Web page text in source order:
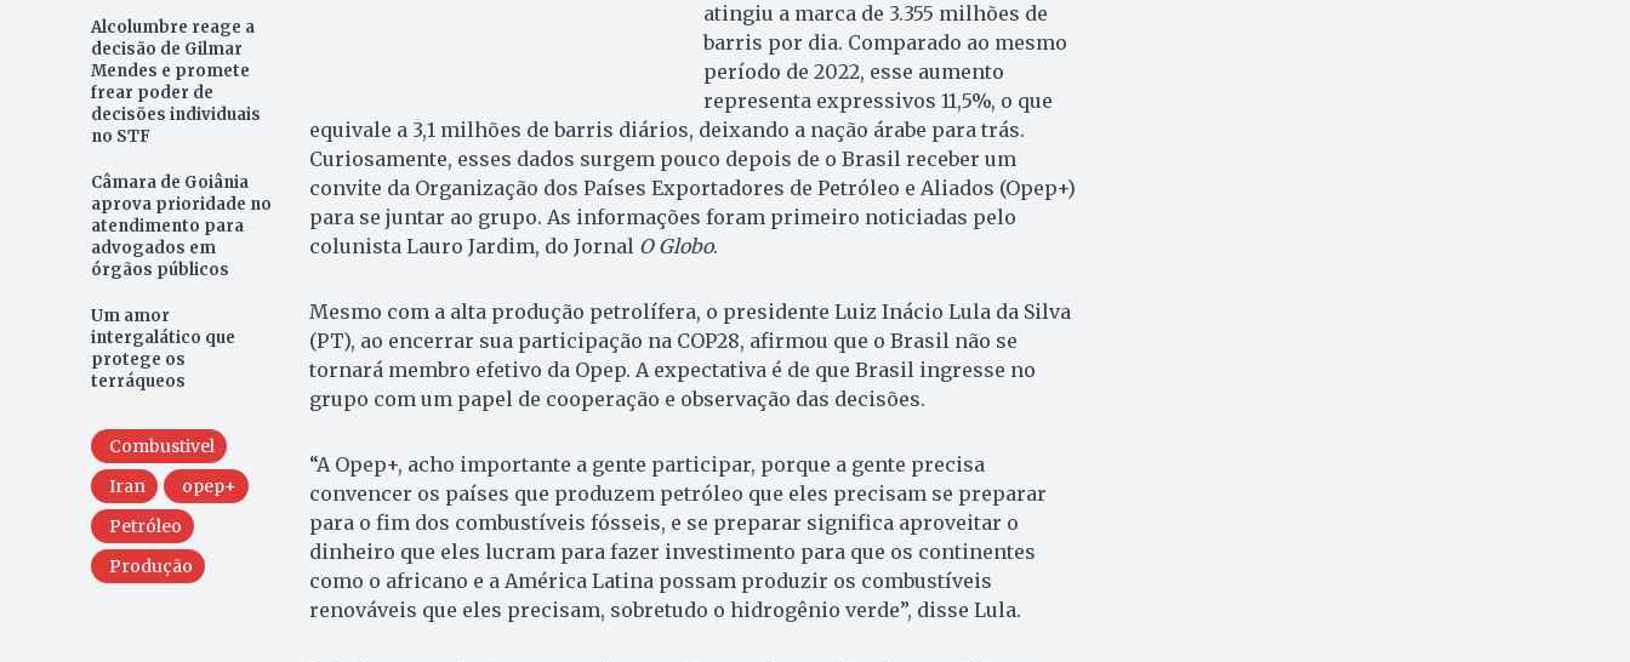
Alcolumbre reage a
decisão de Gilmar
Mendes e promete
frear poder de
decisões individuais
no STF
Câmara de Goiânia
aprova prioridade no
atendimento para
advogados em
órgãos públicos
Um amor
intergalático que
protege os
terráqueos
Combustivel
Iran
opep+
Petróleo
Produção
atingiu a marca de 3.355 milhões de
barris por dia. Comparado ao mesmo
período de 2022, esse aumento
representa expressivos 11,5%, o que
equivale a 3,1 milhões de barris diários, deixando a nação árabe para trás.
Curiosamente, esses dados surgem pouco depois de o Brasil receber um
convite da Organização dos Países Exportadores de Petróleo e Aliados (Opep+)
para se juntar ao grupo. As informações foram primeiro noticiadas pelo
colunista Lauro Jardim, do Jornal O Globo.
Mesmo com a alta produção petrolífera, o presidente Luiz Inácio Lula da Silva
(PT), ao encerrar sua participação na COP28, afirmou que o Brasil não se
tornará membro efetivo da Opep. A expectativa é de que Brasil ingresse no
grupo com um papel de cooperação e observação das decisões.
“A Opep+, acho importante a gente participar, porque a gente precisa
convencer os países que produzem petróleo que eles precisam se preparar
para o fim dos combustíveis fósseis, e se preparar significa aproveitar o
dinheiro que eles lucram para fazer investimento para que os continentes
como o africano e a América Latina possam produzir os combustíveis
renováveis que eles precisam, sobretudo o hidrogênio verde”, disse Lula.